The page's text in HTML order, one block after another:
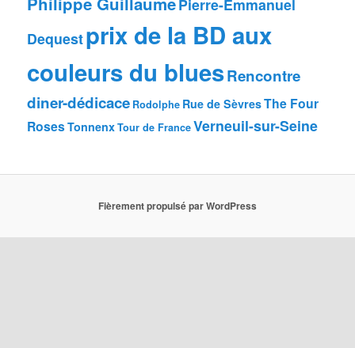
Pierre-Emmanuel
Dequestprix de la BD aux
couleurs du bluesRencontre
diner-dédicace Rodolphe Rue de SèvresThe Four
RosesTonnenxTour de FranceVerneuil-sur-Seine
Fièrement propulsé par WordPress